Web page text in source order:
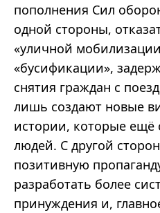
пополнения Сил
одной стороны,
«уличной мобилизации
«бусификации»,
снятия граждан с
лишь создают новые
истории, которые ещё
людей. С другой
позитивную
разработать более
принуждения и,